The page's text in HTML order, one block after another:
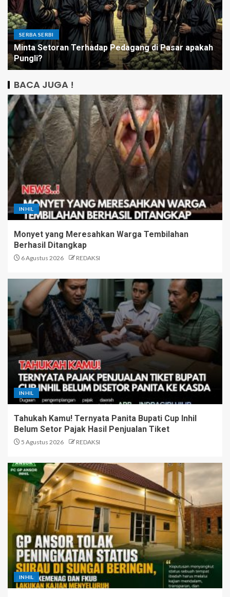
SERBA SERBI
Minta Setoran Terhadap Pedagang di Pasar apakah
Pungli?
BACA JUGA !
INHIL
Monyet yang Meresahkan Warga Tembilahan
Berhasil Ditangkap
6 Agustus 2026 REDAKSI
INHIL
Tahukah Kamu! Ternyata Panita Bupati Cup Inhil
Belum Setor Pajak Hasil Penjualan Tiket
5 Agustus 2026 REDAKSI
INHIL